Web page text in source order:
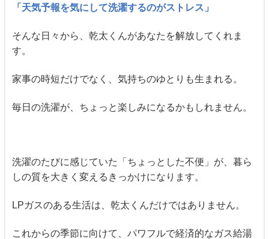
「天気予報を気にして洗濯するのがストレス」
そんな日々から、乾太くんがあなたを解放してくれま
す。
家事の時短だけでなく、気持ちのゆとりも生まれる。
毎日の洗濯が、ちょっと楽しみになるかもしれません。
洗濯のたびに感じていた「ちょっとした不便」が、暮ら
しの質を大きく変えるきっかけになります。
LPガスのある生活は、乾太くんだけではありません。
これからの季節に向けて、パワフルで経済的なガス給湯